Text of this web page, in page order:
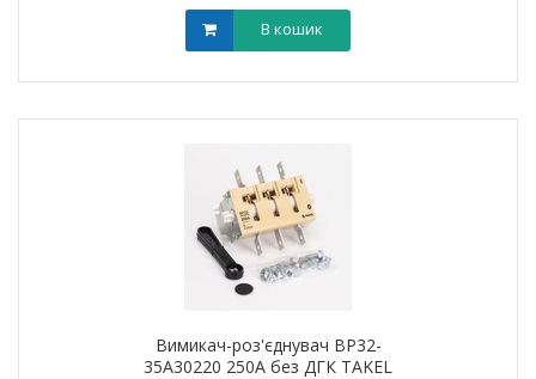
В кошик
Вимикач-роз'єднувач ВР32-
35А30220 250А без ДГК TAKEL